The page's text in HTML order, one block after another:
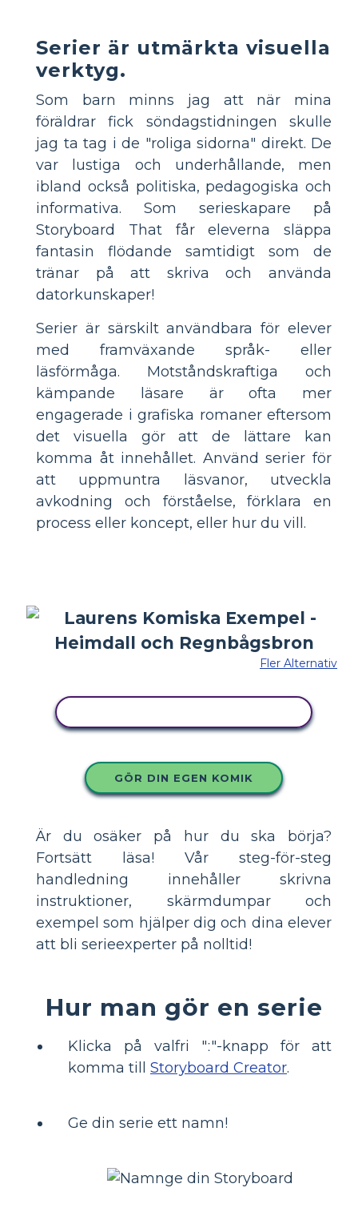
Serier är utmärkta visuella
verktyg.
Som barn minns jag att när mina
föräldrar fick söndagstidningen skulle
jag ta tag i de "roliga sidorna" direkt. De
var lustiga och underhållande, men
ibland också politiska, pedagogiska och
informativa. Som serieskapare på
Storyboard That får eleverna släppa
fantasin flödande samtidigt som de
tränar på att skriva och använda
datorkunskaper!
Serier är särskilt användbara för elever
med framväxande språk- eller
läsförmåga. Motståndskraftiga och
kämpande läsare är ofta mer
engagerade i grafiska romaner eftersom
det visuella gör att de lättare kan
komma åt innehållet. Använd serier för
att uppmuntra läsvanor, utveckla
avkodning och förståelse, förklara en
process eller koncept, eller hur du vill.
Fler Alternativ
GÖR DIN EGEN KOMIK
Är du osäker på hur du ska börja?
Fortsätt läsa! Vår steg-för-steg
handledning innehåller skrivna
instruktioner, skärmdumpar och
exempel som hjälper dig och dina elever
att bli serieexperter på nolltid!
Hur man gör en serie
Klicka på valfri "ː"-knapp för att
komma till Storyboard Creator.
Ge din serie ett namn!